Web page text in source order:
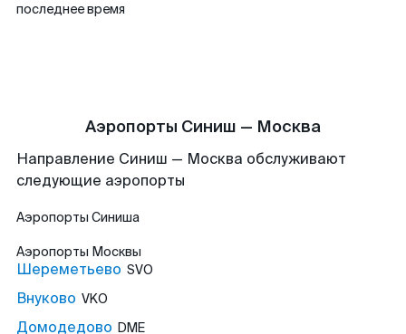
последнее время
Аэропорты Синиш — Москва
Направление Синиш — Москва обслуживают
следующие аэропорты
Аэропорты Синиша
Аэропорты Москвы
Шереметьево SVO
Внуково VKO
Домодедово DME